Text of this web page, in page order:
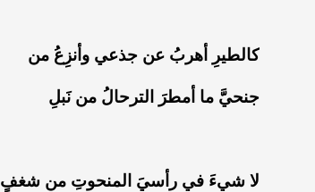
‏كالطيرِ أهربُ عن جذعي وأنزِعُ من
‏جنحيَّ ما أمطرَ الترحالُ من نَبلِ
‏لا شيءَ في رأسيَ المنحوتِ من شغفٍ